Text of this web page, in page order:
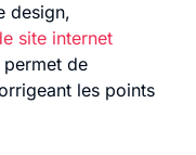
design,
site internet
de
les points